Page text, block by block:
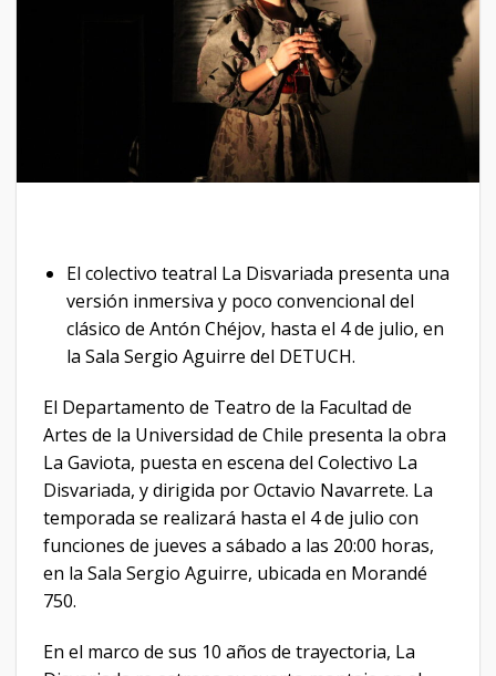
El colectivo teatral La Disvariada presenta una
versión inmersiva y poco convencional del
clásico de Antón Chéjov, hasta el 4 de julio, en
la Sala Sergio Aguirre del DETUCH.
El Departamento de Teatro de la Facultad de
Artes de la Universidad de Chile presenta la obra
La Gaviota, puesta en escena del Colectivo La
Disvariada, y dirigida por Octavio Navarrete. La
temporada se realizará hasta el 4 de julio con
funciones de jueves a sábado a las 20:00 horas,
en la Sala Sergio Aguirre, ubicada en Morandé
750.
En el marco de sus 10 años de trayectoria, La